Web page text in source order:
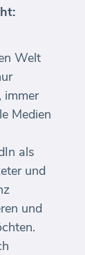
Welt
immer
Medien
als
und
und